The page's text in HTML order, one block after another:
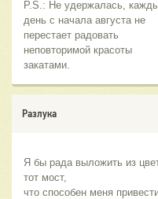
P.S.: Не удержалась,
день с начала августа не
перестает радовать
неповторимой красоты
закатами.
Разлука
Я бы рада выложить из
тот мост,
что способен меня